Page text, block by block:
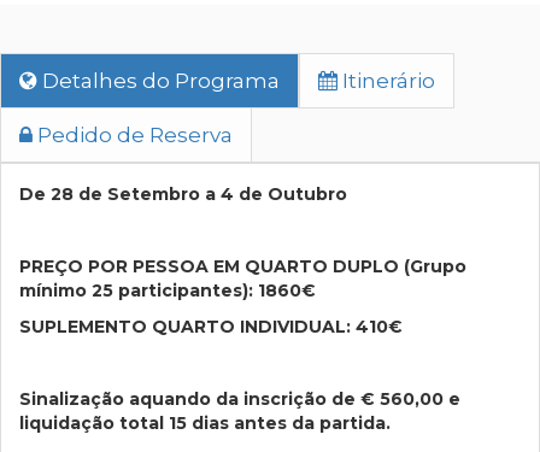
Detalhes do Programa Itinerário
Pedido de Reserva
De 28 de Setembro a 4 de Outubro
PREÇO POR PESSOA EM QUARTO DUPLO (Grupo
mínimo 25 participantes): 1860€
SUPLEMENTO QUARTO INDIVIDUAL: 410€
Sinalização aquando da inscrição de € 560,00 e
liquidação total 15 dias antes da partida.